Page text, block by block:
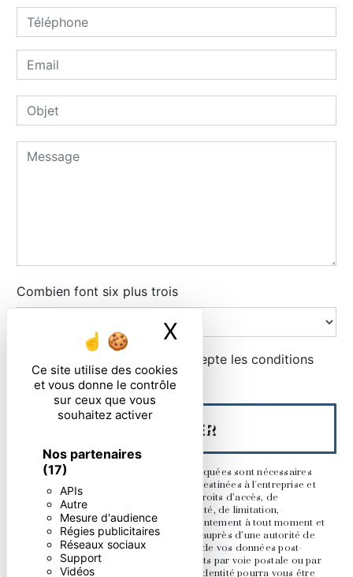
Ce site utilise des cookies
et vous donne le contrôle
sur ceux que vous
souhaitez activer
Nos partenaires
(17)
APIs
Autre
Mesure d'audience
Régies publicitaires
Réseaux sociaux
Support
Vidéos
X Masquer le
Combien font six plus trois
En cochant cette case, j'accepte les conditions
particulières ci-dessous **
ENVOYER
** Les données personnelles communiquées sont nécessaires
aux fins de vous contacter. Elles sont destinées à l'entreprise et
ses sous-traitants. Vous disposez de droits d’accès, de
rectification, d’effacement, de portabilité, de limitation,
d’opposition, de retrait de votre consentement à tout moment et
du droit d’introduire une réclamation auprès d’une autorité de
contrôle, ainsi que d’organiser le sort de vos données post-
mortem. Vous pouvez exercer ces droits par voie postale ou par
courrier électronique. Un justificatif d'identité pourra vous être